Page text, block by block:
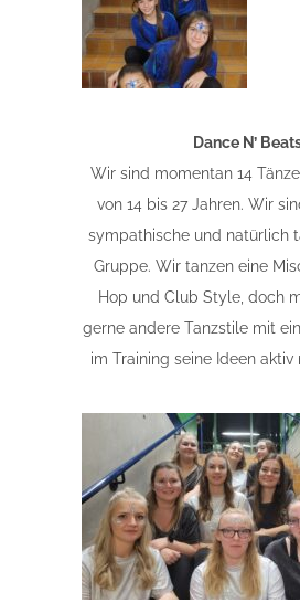
Dance N’
Wir sind momentan 14
von 14 bis 27 Jahren. Wir
sympathische und natürlich
Gruppe. Wir tanzen eine
Hop und Club Style, doch
gerne andere Tanzstile mit
im Training seine Ideen aktiv